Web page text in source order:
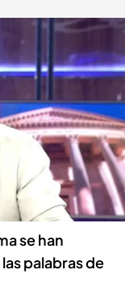
palabras de
de
se han
palabras de